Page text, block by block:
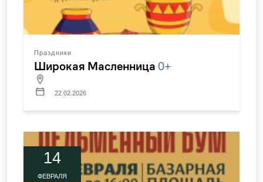
Праздники
Широкая Масленница 0+
22.02.2026
14
ФЕВРАЛЯ